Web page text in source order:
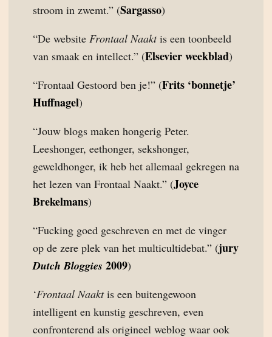
stroom in zwemt.” (Sargasso)
“De website Frontaal Naaktis een toonbeeld
van smaak en intellect.” (Elsevier weekblad)
“Frontaal Gestoord ben je!” (Frits ‘bonnetje’
Huffnagel)
“Jouw blogs maken hongerig Peter.
Leeshonger, eethonger, sekshonger,
geweldhonger, ik heb het allemaal gekregen na
het lezen van Frontaal Naakt.” (Joyce
Brekelmans)
“Fucking goed geschreven en met de vinger
op de zere plek van het multicultidebat.” (jury
Dutch Bloggies 2009)
‘Frontaal Naaktis een buitengewoon
intelligent en kunstig geschreven, even
confronterend als origineel weblog waar ook